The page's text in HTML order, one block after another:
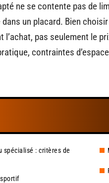
ne se contente pas de
un placard. Bien
pas seulement le
contraintes
spécialisé : critères de